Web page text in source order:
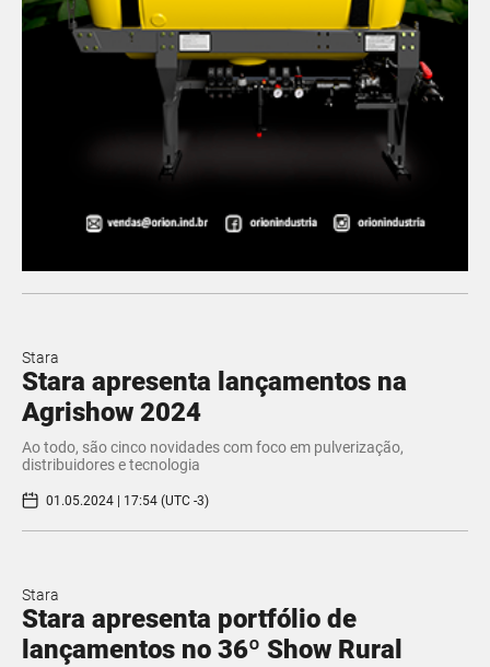
Stara
Stara apresenta lançamentos na
Agrishow 2024
Ao todo, são cinco novidades com foco em pulverização,
distribuidores e tecnologia
01.05.2024 | 17:54 (UTC -3)
Stara
Stara apresenta portfólio de
lançamentos no 36º Show Rural